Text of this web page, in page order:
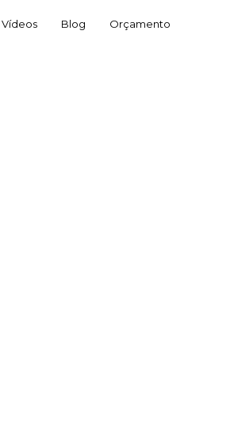
Vídeos Blog Orçamento